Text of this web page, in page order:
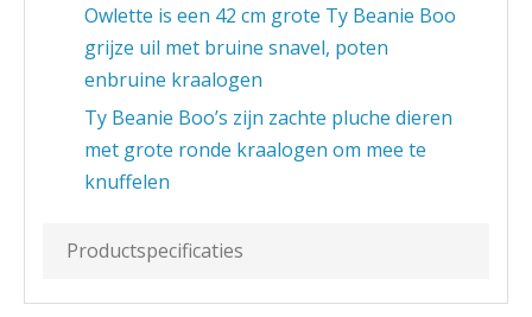
Owlette is een 42 cm grote Ty Beanie Boo
grijze uil met bruine snavel, poten
enbruine kraalogen
Ty Beanie Boo’s zijn zachte pluche dieren
met grote ronde kraalogen om mee te
knuffelen
Productspecificaties